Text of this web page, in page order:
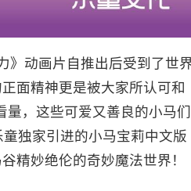
》动画片自推出后受到了世
面精神更是被大家所认可和
，这些可爱又善良的小马们
独家引进的小马宝莉中文版
精妙绝伦的奇妙魔法世界！